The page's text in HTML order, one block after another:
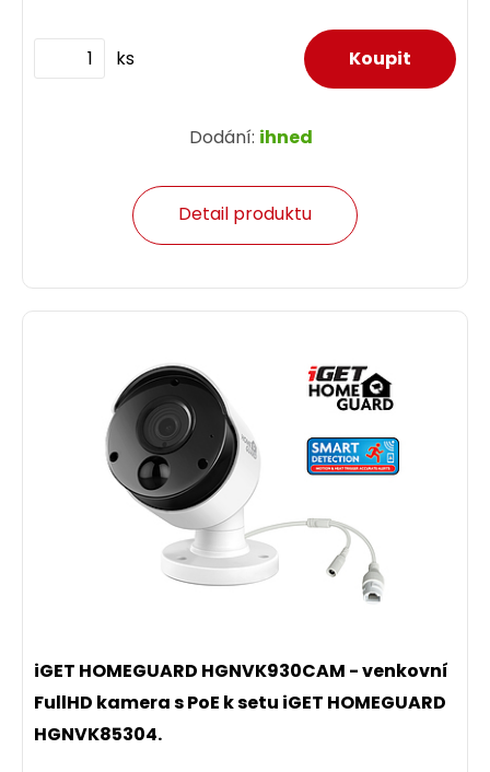
ks
Dodání: ihned
Detail produktu
iGET HOMEGUARD HGNVK930CAM - venkovní
FullHD kamera s PoE k setu iGET HOMEGUARD
HGNVK85304.